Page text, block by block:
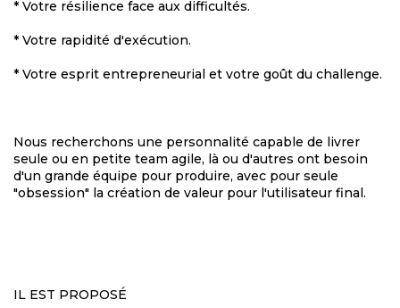
* Votre résilience face aux difficultés.
* Votre rapidité d'exécution.
* Votre esprit entrepreneurial et votre goût du challenge.
Nous recherchons une personnalité capable de livrer
seule ou en petite team agile, là ou d'autres ont besoin
d'un grande équipe pour produire, avec pour seule
"obsession" la création de valeur pour l'utilisateur final.
IL EST PROPOSÉ